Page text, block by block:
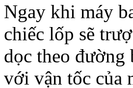
Ngay khi máy
chiếc lốp sẽ
dọc theo đường
với vận tốc của